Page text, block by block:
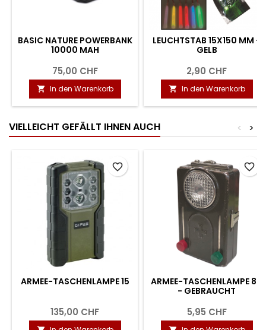
BASIC NATURE POWERBANK
10000 MAH
75,00 CHF
 In den Warenkorb
LEUCHTSTAB 15X150 MM -
GELB
2,90 CHF
 In den Warenkorb
VIELLEICHT GEFÄLLT IHNEN AUCH >
<
ARMEE-TASCHENLAMPE 15
135,00 CHF
favorite_border
ARMEE-TASCHENLAMPE 80
- GEBRAUCHT
5,95 CHF
favorite_border